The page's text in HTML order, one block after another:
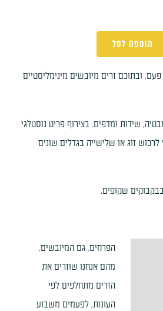
הוספה לסל
ובתוכם זרים מיובשים מינימליסטיים
שידות ומדפים. בצירוף פריט נוסטלגי
לרכוש זוג או שלישייה בגדלים שונים
שקופים.
הפרחים, גם המיובשים,
מהם אנחנו שוזרים את
הזרים מתחלפים לפי
העונות, לפעמים משבוע